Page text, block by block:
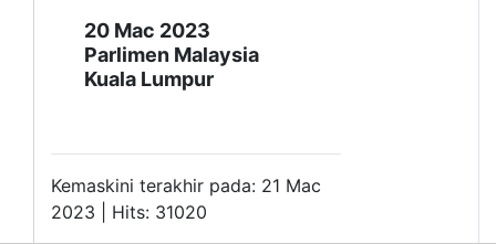
20 Mac 2023
Parlimen Malaysia
Kuala Lumpur
Kemaskini terakhir pada: 21 Mac
2023 | Hits: 31020